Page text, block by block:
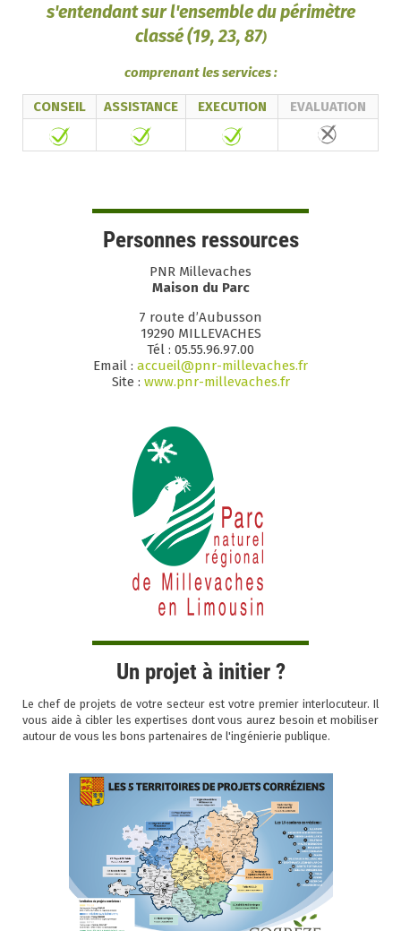
s'entendant sur l'ensemble du périmètre
classé (19, 23, 87)
comprenant les services :
CONSEIL ASSISTANCE EXECUTION EVALUATION
Personnes ressources
PNR Millevaches
Maison du Parc
7 route d’Aubusson
19290 MILLEVACHES
Tél : 05.55.96.97.00
Email : accueil@pnr-millevaches.fr
Site : www.pnr-millevaches.fr
Un projet à initier ?
Le chef de projets de votre secteur est votre premier interlocuteur. Il
vous aide à cibler les expertises dont vous aurez besoin et mobiliser
autour de vous les bons partenaires de l'ingénierie publique.